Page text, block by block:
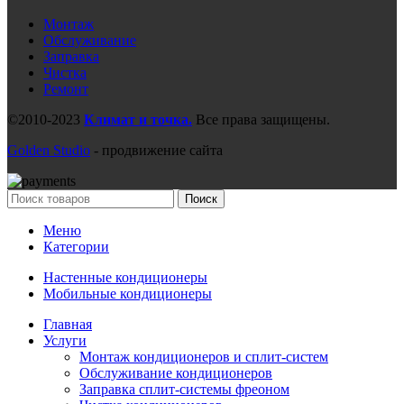
Монтаж
Обслуживание
Заправка
Чистка
Ремонт
©2010-2023 Климат и точка. Все права защищены.
Golden Studio - продвижение сайта
Поиск
Меню
Категории
Настенные кондиционеры
Мобильные кондиционеры
Главная
Услуги
Монтаж кондиционеров и сплит-систем
Обслуживание кондиционеров
Заправка сплит-системы фреоном